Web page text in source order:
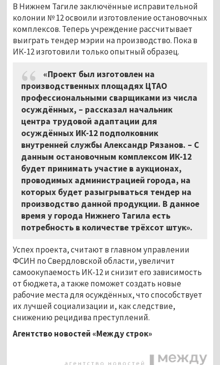
В Нижнем Тагиле заключённые исправительной
колонии № 12 освоили изготовление остановочных
комплексов. Теперь учреждение рассчитывает
выиграть тендер мэрии на производство. Пока в
ИК-12 изготовили только опытный образец.
«Проект был изготовлен на
производственных площадях ЦТАО
профессиональными сварщиками из числа
осуждённых, – рассказал начальник
центра трудовой адаптации для
осуждённых ИК-12 подполковник
внутренней службы Александр Рязанов. – С
данным остановочным комплексом ИК-12
будет принимать участие в аукционах,
проводимых администрацией города, на
которых будет разыгрываться тендер на
производство данной продукции. В данное
время у города Нижнего Тагила есть
потребность в количестве трёхсот штук».
Успех проекта, считают в главном управлении
ФСИН по Свердловской области, увеличит
самоокупаемость ИК-12 и снизит его зависимость
от бюджета, а также поможет создать новые
рабочие места для осуждённых, что способствует
их лучшей социализации и, как следствие,
снижению рецидива преступлений.
Агентство новостей «Между строк»